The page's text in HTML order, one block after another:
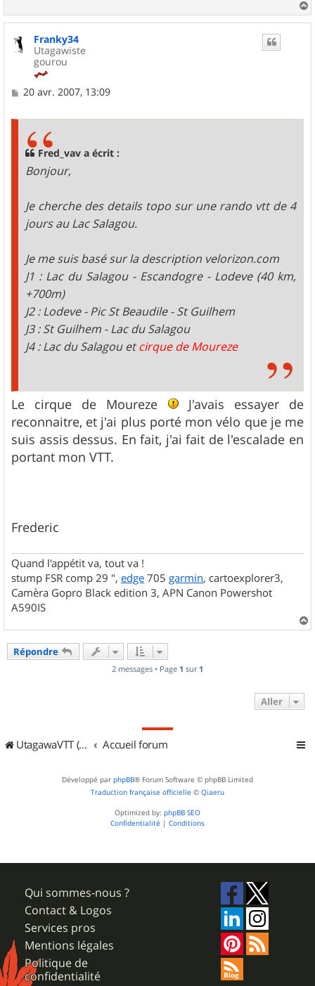
a
Franky34
Utagawiste
gourou
M
20 avr. 2007, 13:09
Fred_vav a écrit :
Bonjour,
Je cherche des details topo sur une rando vtt de 4
jours au Lac Salagou.
Je me suis basé sur la description velorizon.com
J1 : Lac du Salagou - Escandogre - Lodeve (40 km,
+700m)
J2 : Lodeve - Pic St Beaudile - St Guilhem
J3 : St Guilhem - Lac du Salagou
J4 : Lac du Salagou etcirque de Moureze
Le cirque de Moureze
J'avais essayer de
reconnaitre, et j'ai plus porté mon vélo que je me
suis assis dessus. En fait, j'ai fait de l'escalade en
portant mon VTT.
Frederic
Quand l'appétit va, tout va !
stump FSR comp 29 ", edge 705 garmin, cartoexplorer3,
Camèra Gopro Black edition 3, APN Canon Powershot
A590IS
a
Répondre
2 messages • Page 1 sur 1
Aller
UtagawaVTT (Randos VTT et VTTAE avec traces GPS) Accueil forum
Développé par phpBB® Forum Software © phpBB Limited
Traduction française officielle © Qiaeru
Optimized by: phpBB SEO
Confidentialité | Conditions
Qui sommes-nous ?
Contact & Logos
Services pros
Mentions légales
Politique de
confidentialité